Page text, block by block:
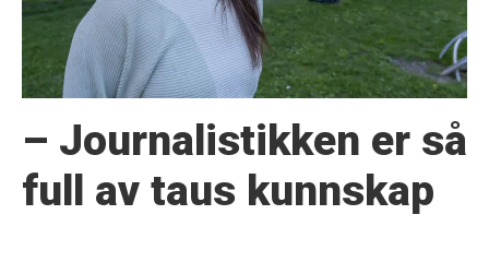
– Journalistikken er så
full av taus kunnskap